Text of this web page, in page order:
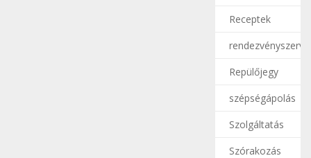
Receptek
Repülőjegy
szépségápolás
Szolgáltatás
Szórakozás